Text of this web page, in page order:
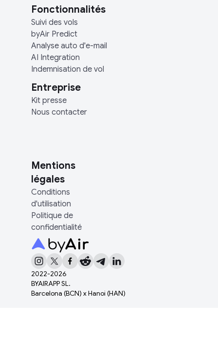
2022-2026
BYAIRAPP SL.
Barcelona (BCN) x Hanoi (HAN)
Fonctionnalités
Suivi des vols
byAir Predict
Analyse auto d'e-mail
AI Integration
Indemnisation de vol
Entreprise
Kit presse
Nous contacter
Mentions
légales
Conditions
d'utilisation
Politique de
confidentialité